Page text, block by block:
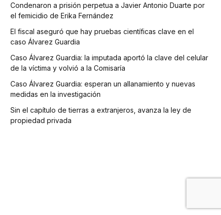
Condenaron a prisión perpetua a Javier Antonio Duarte por
el femicidio de Erika Fernández
El fiscal aseguró que hay pruebas científicas clave en el
caso Álvarez Guardia
Caso Álvarez Guardia: la imputada aportó la clave del celular
de la víctima y volvió a la Comisaría
Caso Álvarez Guardia: esperan un allanamiento y nuevas
medidas en la investigación
Sin el capítulo de tierras a extranjeros, avanza la ley de
propiedad privada